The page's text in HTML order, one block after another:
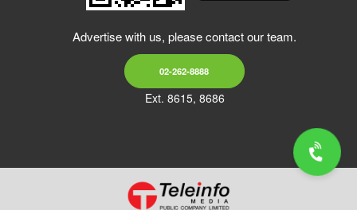
Advertise with us, please contact our team.
02-262-8888
Ext. 8615, 8686